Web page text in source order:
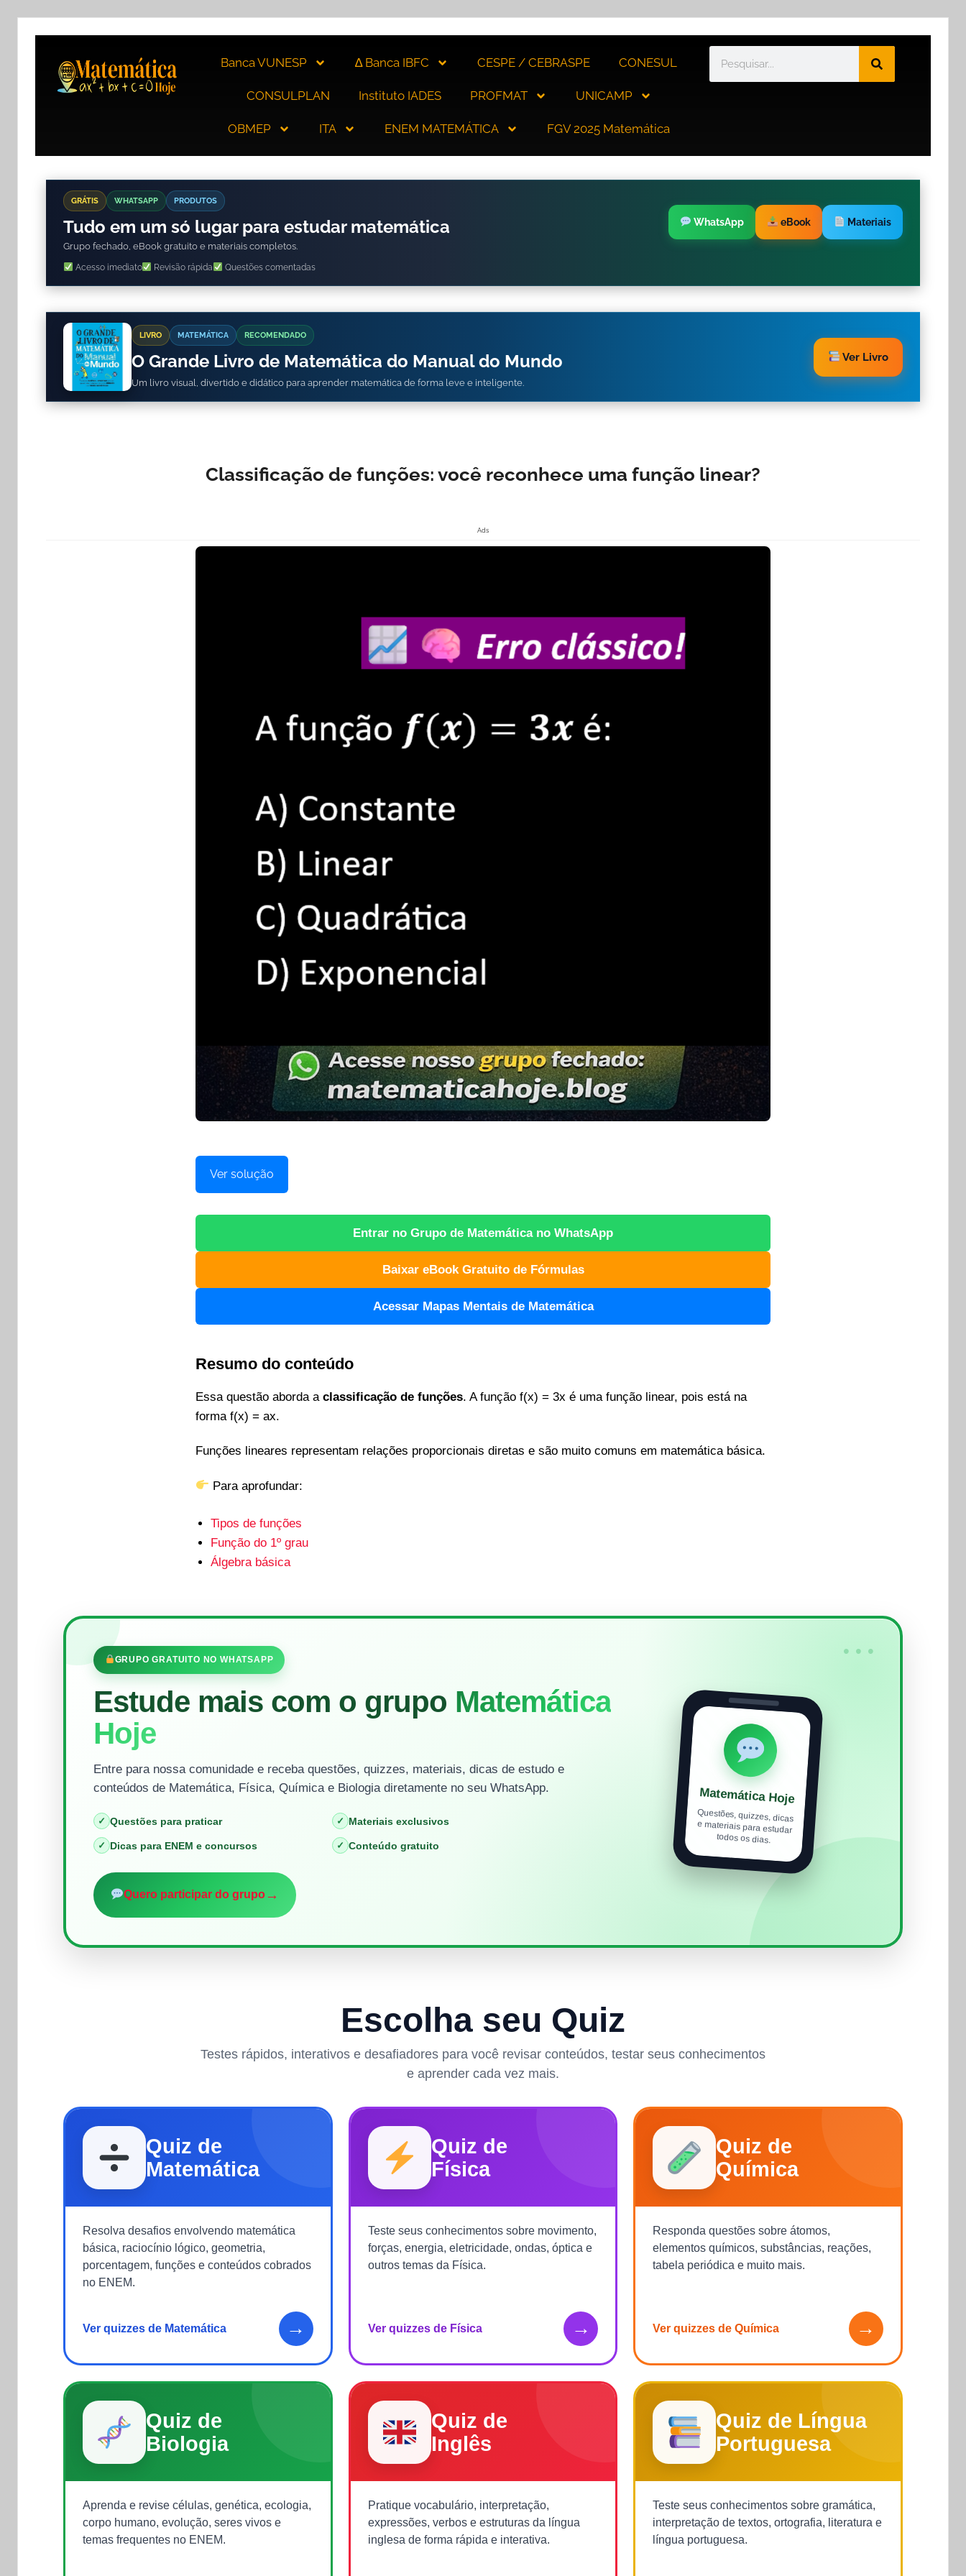
Banca VUNESP ∆ Banca IBFC CESPE / CEBRASPE CONESUL
CONSULPLAN Instituto IADES PROFMAT UNICAMP
OBMEP ITA ENEM MATEMÁTICA FGV 2025 Matemática
GRÁTIS WHATSAPP PRODUTOS
Tudo em um só lugar para estudar matemática
Grupo fechado, eBook gratuito e materiais completos.
WhatsApp eBook Materiais
Acesso imediato Revisão rápida Questões comentadas
LIVRO MATEMÁTICA RECOMENDADO
O Grande Livro de Matemática do Manual do Mundo
Um livro visual, divertido e didático para aprender matemática de forma leve e inteligente.
Ver Livro
Classificação de funções: você reconhece uma função linear?
Ads
Ver solução
Entrar no Grupo de Matemática no WhatsApp
Baixar eBook Gratuito de Fórmulas
Acessar Mapas Mentais de Matemática
Resumo do conteúdo
Essa questão aborda a classificação de funções. A função f(x) = 3x é uma função linear, pois está na
forma f(x) = ax.
Funções lineares representam relações proporcionais diretas e são muito comuns em matemática básica.
Para aprofundar:
Tipos de funções
Função do 1º grau
Álgebra básica
•••
GRUPO GRATUITO NO WHATSAPP
Estude mais com o grupo Matemática
Hoje
Entre para nossa comunidade e receba questões, quizzes, materiais, dicas de estudo e
conteúdos de Matemática, Física, Química e Biologia diretamente no seu WhatsApp.
✓ Questões para praticar ✓ Materiais exclusivos
✓ Dicas para ENEM e concursos ✓ Conteúdo gratuito
Quero participar do grupo→
Matemática Hoje
Questões, quizzes, dicas
e materiais para estudar
todos os dias.
Escolha seu Quiz
Testes rápidos, interativos e desafiadores para você revisar conteúdos, testar seus conhecimentos
e aprender cada vez mais.
Quiz de
Matemática
Resolva desafios envolvendo matemática
básica, raciocínio lógico, geometria,
porcentagem, funções e conteúdos cobrados
no ENEM.
Ver quizzes de Matemática →
Quiz de
Física
Teste seus conhecimentos sobre movimento,
forças, energia, eletricidade, ondas, óptica e
outros temas da Física.
Ver quizzes de Física →
Quiz de
Química
Responda questões sobre átomos,
elementos químicos, substâncias, reações,
tabela periódica e muito mais.
Ver quizzes de Química →
Quiz de
Biologia
Aprenda e revise células, genética, ecologia,
corpo humano, evolução, seres vivos e
temas frequentes no ENEM.
Quiz de
Inglês
Pratique vocabulário, interpretação,
expressões, verbos e estruturas da língua
inglesa de forma rápida e interativa.
Quiz de Língua
Portuguesa
Teste seus conhecimentos sobre gramática,
interpretação de textos, ortografia, literatura e
língua portuguesa.